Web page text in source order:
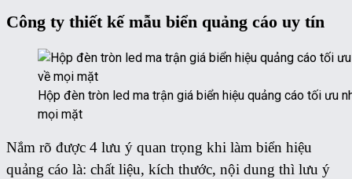
Công ty thiết kế mẫu biển quảng cáo uy tín
Hộp đèn tròn led ma trận giá biển hiệu quảng cáo tối ưu
mọi mặt
Nắm rõ được 4 lưu ý quan trọng khi làm biển hiệu
quảng cáo là: chất liệu, kích thước, nội dung thì lưu ý